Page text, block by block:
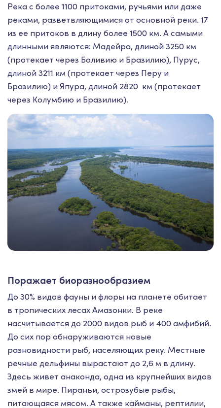
Река с более 1100 притоками, ручьями или даже
реками, разветвляющимися от основной реки. 17
из ее притоков в длину более 1500 км. А самыми
длинными являются: Мадейра, длиной 3250 км
(протекает через Боливию и Бразилию), Пурус,
длиной 3211 км (протекает через Перу и
Бразилию) и Япура, длиной 2820 км (протекает
через Колумбию и Бразилию).
Поражает биоразнообразием
До 30% видов фауны и флоры на планете обитает
в тропических лесах Амазонки. В реке
насчитывается до 2000 видов рыб и 400 амфибий.
До сих пор обнаруживаются новые
разновидности рыб, населяющих реку. Местные
речные дельфины вырастают до 2,6 м в длину.
Здесь живет анаконда, одна из крупнейших видов
змей в мире. Пираньи, острозубые рыбы,
питающаяся мясом. А также кайманы, рептилии,